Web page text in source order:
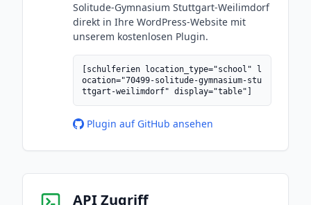
Solitude-Gymnasium Stuttgart-Weilimdorf
direkt in Ihre WordPress-Website mit
unserem kostenlosen Plugin.
[schulferien location_type="school" l
ocation="70499-solitude-gymnasium-stu
ttgart-weilimdorf" display="table"]
Plugin auf GitHub ansehen
API Zugriff